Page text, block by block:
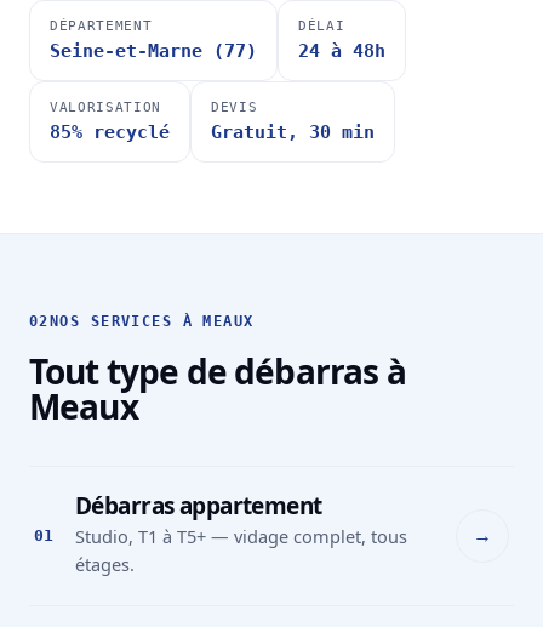
DÉPARTEMENT
Seine-et-Marne (77)
DÉLAI
24 à 48h
VALORISATION
85% recyclé
DEVIS
Gratuit, 30 min
02NOS SERVICES À MEAUX
Tout type de débarras à
Meaux
01
Débarras appartement
Studio, T1 à T5+ — vidage complet, tous
étages.
→